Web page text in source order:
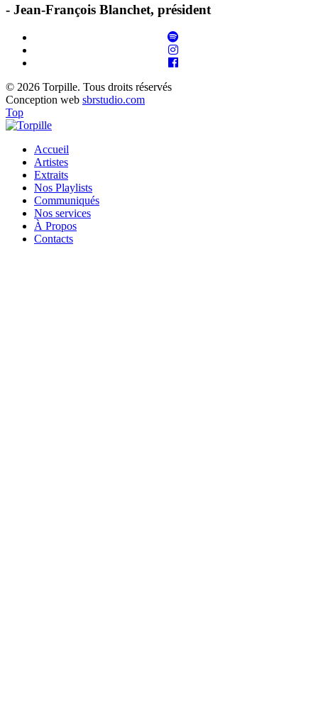
- Jean-François Blanchet, président
© 2026 Torpille. Tous droits réservés
Conception web sbrstudio.com
Top
Accueil
Artistes
Extraits
Nos Playlists
Communiqués
Nos services
À Propos
Contacts